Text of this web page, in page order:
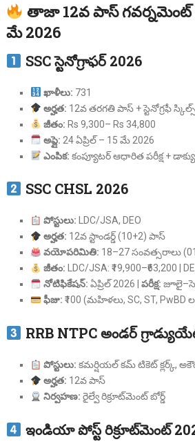
తాజా 12వ పాస్ గవర్నమెంట్
మే 2026
SSC స్టెనోగ్రాఫర్ 2026
ఖాళీలు: 731
అర్హత: 12వ తరగతి పాస్ + స్టెనోగ్రఫీ స్కిల్స్
జీతం: Rs 9,300– Rs 34,800
అప్లై: 24 ఏప్రిల్ – 15 మే 2026
ఎంపిక: కంప్యూటర్ ఆధారిత పరీక్ష +
SSC CHSL 2026
పోస్టులు: LDC/JSA, DEO
అర్హత: 12వ స్టాండర్డ్ (10+2) పాస్
వయోపరిమితి: 18–27 సంవత్సరాలు
జీతం: LDC/JSA: ₹19,900–₹63,200 |
నోటిఫికేషన్: ఏప్రిల్ 2026 | పరీక్ష:
ఫీజు: ₹100 (మహిళలు, SC, ST,
RRB NTPC అండర్
పోస్టులు: కమర్షియల్ కమ్ టికెట్ క్లర్క్,
అర్హత: 12వ పాస్
నిర్వహణ: రైల్వే రిక్రూట్‌మెంట్ బోర్డ్
ఇండియా పోస్ట్ రిక్రూట్‌మెంట్